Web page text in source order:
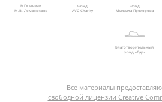
МГУ имени
М.В. Ломоносова
Фонд
AVC Charity
Фонд
Михаила Прохорова
Благотворительный
фонд «Дар»
Все материалы
свободной лицензии Creative